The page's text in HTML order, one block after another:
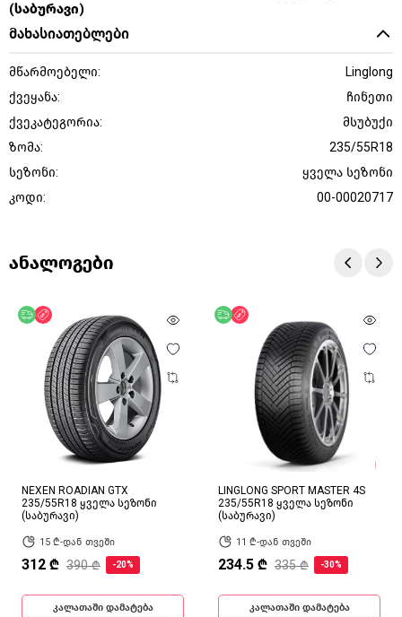
(საბურავი)
მახასიათებლები
მწარმოებელი:
Linglong
ქვეყანა:
ჩინეთი
ქვეკატეგორია:
მსუბუქი
ზომა:
235/55R18
სეზონი:
ყველა სეზონი
კოდი:
00-00020717
ანალოგები
უფასო მიწოდება
ფასდაკლება
NEXEN ROADIAN GTX
235/55R18 ყველა სეზონი
(საბურავი)
15 ₾-დან თვეში
312 ₾ 390 ₾ -20%
კალათაში დამატება
უფასო მიწოდება
LINGLONG SPORT MASTER 4S
235/55R18 ყველა სეზონი
(საბურავი)
11 ₾-დან თვეში
234.5 ₾ 335 ₾ -30%
კალათაში დამატება